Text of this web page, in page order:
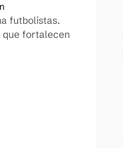
futbolistas.
que fortalecen